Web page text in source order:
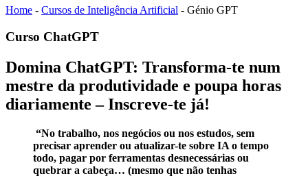
Home - Cursos de Inteligência Artificial - Génio GPT
Curso ChatGPT
Domina ChatGPT: Transforma-te num
mestre da produtividade e poupa horas
diariamente – Inscreve-te já!
“No trabalho, nos negócios ou nos estudos, sem
precisar aprender ou atualizar-te sobre IA o tempo
todo, pagar por ferramentas desnecessárias ou
quebrar a cabeça… (mesmo que não tenhas